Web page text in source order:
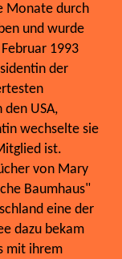
Monate durch
und wurde
1993
der
USA,
wechselte sie
ist.
von Mary
Baumhaus"
eine der
dazu bekam
mit ihrem